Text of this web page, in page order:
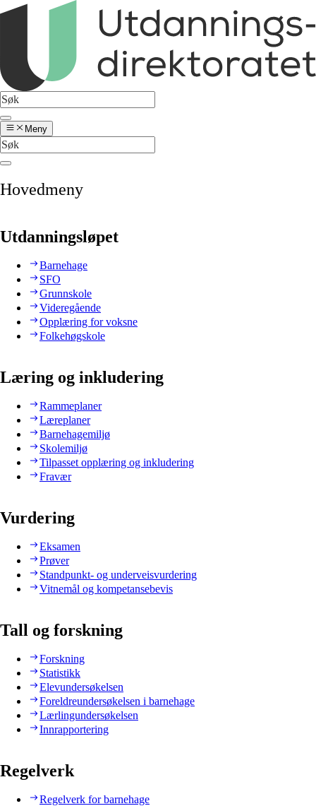
Meny
Hovedmeny
Utdanningsløpet
Barnehage
SFO
Grunnskole
Videregående
Opplæring for voksne
Folkehøgskole
Læring og inkludering
Rammeplaner
Læreplaner
Barnehagemiljø
Skolemiljø
Tilpasset opplæring og inkludering
Fravær
Vurdering
Eksamen
Prøver
Standpunkt- og underveisvurdering
Vitnemål og kompetansebevis
Tall og forskning
Forskning
Statistikk
Elevundersøkelsen
Foreldreundersøkelsen i barnehage
Lærlingundersøkelsen
Innrapportering
Regelverk
Regelverk for barnehage